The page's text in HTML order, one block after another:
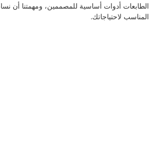
الطابعات أدوات أساسية للمصممين، ومهمتنا أن
المناسب لاحتياجاتك.